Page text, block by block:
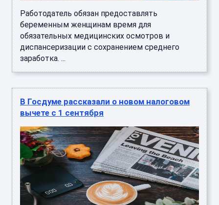
Работодатель обязан предоставлять
беременным женщинам время для
обязательных медицинских осмотров и
диспансеризации с сохранением среднего
заработка. ...
В Госдуме рассказали о новом налоговом
вычете с 1 сентября